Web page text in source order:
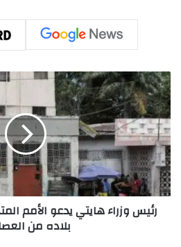
هذا يتطلب منا العمل بشكل جديّ لدعم
على أسس علمية، لتسهم في التخطيط
ر
ئ
ي
س
و
ز
ر
ا
ء
رئيس وزراء هايتي يدعو الأمم
بلاده من